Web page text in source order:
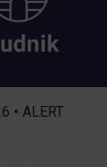
• ALERT